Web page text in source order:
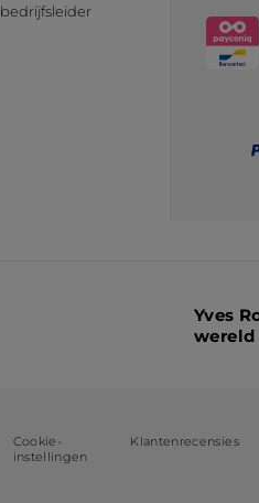
Yves
wereld
Cookie-
instellingen
Klantenrecensies